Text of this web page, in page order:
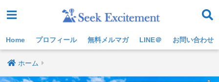
Home プロフィール 無料メルマガ LINE＠ お問い合わせ
ホーム